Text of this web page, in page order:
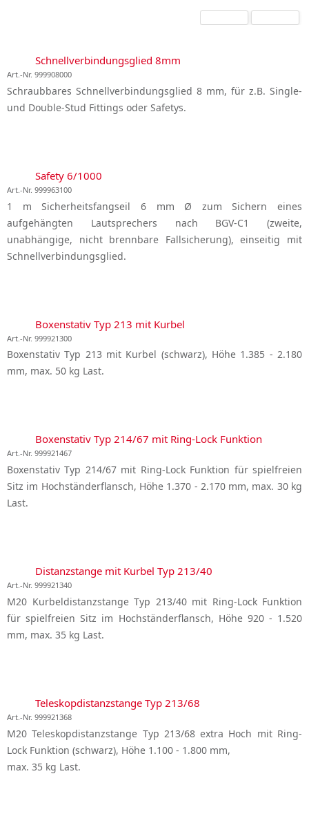
Schnellverbindungsglied 8mm
Art.-Nr. 999908000
Schraubbares Schnellverbindungsglied 8 mm, für z.B. Single-
und Double-Stud Fittings oder Safetys.
Safety 6/1000
Art.-Nr. 999963100
1 m Sicherheitsfangseil 6 mm Ø zum Sichern eines
aufgehängten Lautsprechers nach BGV-C1 (zweite,
unabhängige, nicht brennbare Fallsicherung), einseitig mit
Schnellverbindungsglied.
Boxenstativ Typ 213 mit Kurbel
Art.-Nr. 999921300
Boxenstativ Typ 213 mit Kurbel (schwarz), Höhe 1.385 - 2.180
mm, max. 50 kg Last.
Boxenstativ Typ 214/67 mit Ring-Lock Funktion
Art.-Nr. 999921467
Boxenstativ Typ 214/67 mit Ring-Lock Funktion für spielfreien
Sitz im Hochständerflansch, Höhe 1.370 - 2.170 mm, max. 30 kg
Last.
Distanzstange mit Kurbel Typ 213/40
Art.-Nr. 999921340
M20 Kurbeldistanzstange Typ 213/40 mit Ring-Lock Funktion
für spielfreien Sitz im Hochständerflansch, Höhe 920 - 1.520
mm, max. 35 kg Last.
Teleskopdistanzstange Typ 213/68
Art.-Nr. 999921368
M20 Teleskopdistanzstange Typ 213/68 extra Hoch mit Ring-
Lock Funktion (schwarz), Höhe 1.100 - 1.800 mm,
max. 35 kg Last.